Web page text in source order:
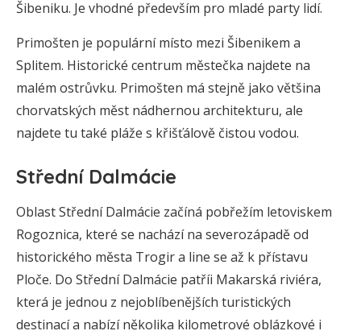
Šibeniku. Je vhodné především pro mladé party lidí.
Primošten je populární místo mezi Šibenikem a
Splitem. Historické centrum městečka najdete na
malém ostrůvku. Primošten má stejně jako většina
chorvatských měst nádhernou architekturu, ale
najdete tu také pláže s křišťálově čistou vodou.
Střední Dalmácie
Oblast Střední Dalmácie začíná pobřežím letoviskem
Rogoznica, které se nachází na severozápadě od
historického města Trogir a line se až k přístavu
Ploče. Do Střední Dalmácie patříi Makarská riviéra,
která je jednou z nejoblíbenějších turistických
destinací a nabízí několika kilometrové oblázkové i